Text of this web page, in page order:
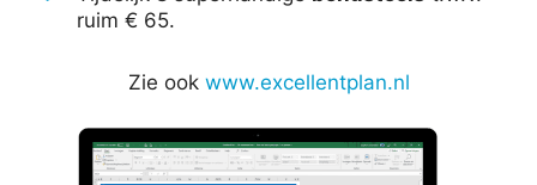
ruim € 65.
Zie ook www.excellentplan.nl